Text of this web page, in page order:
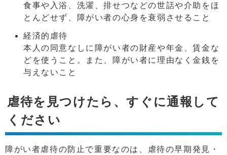
食事や入浴、洗濯、排せつなどの世話や介助をほ
とんどせず、障がい者の心身を衰弱させること
経済的虐待
本人の同意なしに障がい者の財産や年金、賃金な
どを使うこと。また、障がい者に理由なく金銭を
与えないこと
虐待を見つけたら、すぐに通報して
ください
障がい者虐待の防止で重要なのは、虐待の早期発見・